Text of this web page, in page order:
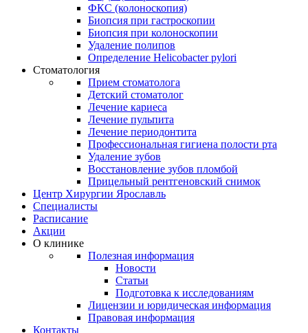
ФКС (колоноскопия)
Биопсия при гастроскопии
Биопсия при колоноскопии
Удаление полипов
Определение Helicobacter pylori
Стоматология
Прием стоматолога
Детский стоматолог
Лечение кариеса
Лечение пульпита
Лечение периодонтита
Профессиональная гигиена полости рта
Удаление зубов
Восстановление зубов пломбой
Прицельный рентгеновский снимок
Центр Хирургии Ярославль
Специалисты
Расписание
Акции
О клинике
Полезная информация
Новости
Статьи
Подготовка к исследованиям
Лицензии и юридическая информация
Правовая информация
Контакты